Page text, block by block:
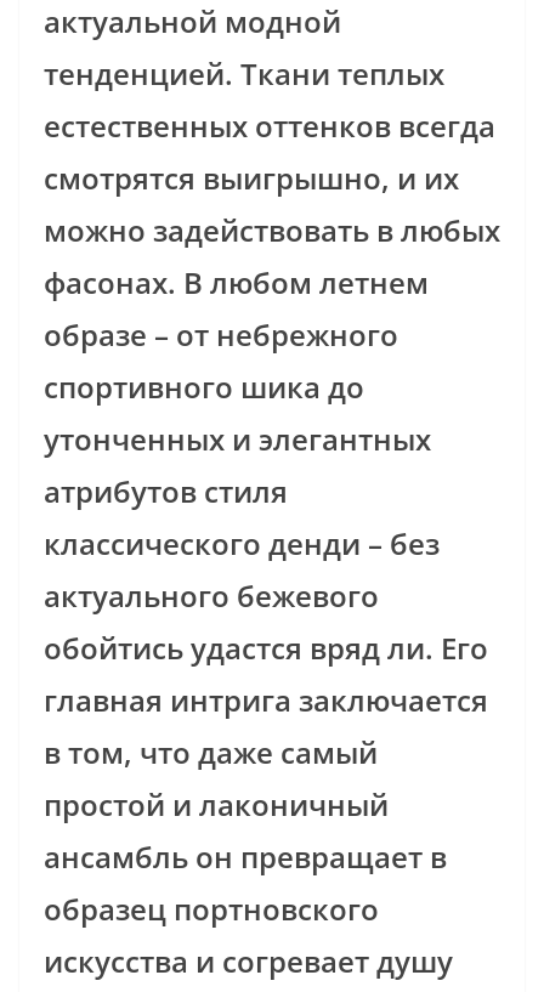
актуальной модной
тенденцией. Ткани теплых
естественных оттенков всегда
смотрятся выигрышно, и их
можно задействовать в любых
фасонах. В любом летнем
образе – от небрежного
спортивного шика до
утонченных и элегантных
атрибутов стиля
классического денди – без
актуального бежевого
обойтись удастся вряд ли. Его
главная интрига заключается
в том, что даже самый
простой и лаконичный
ансамбль он превращает в
образец портновского
искусства и согревает душу